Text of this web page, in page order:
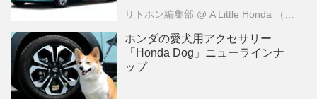
リトホン編集部 @ A Little Honda （ア・リトル・ホンダ）編集部
ホンダの愛犬用アクセサリー
「Honda Dog」ニューラインナ
ップ